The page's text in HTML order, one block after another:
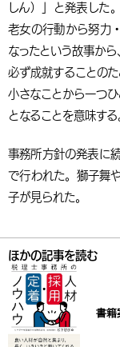
しん）」と発表した
老女の行動から努力
なったという故事か
必ず成就することの
小さなことから一つ
となることを意味する
事務所方針の発表に
で行われた。獅子舞
子が見られた。
ほかの記事を読む
書